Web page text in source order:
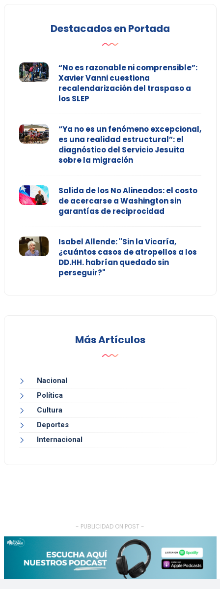
Destacados en Portada
“No es razonable ni comprensible”:
Xavier Vanni cuestiona
recalendarización del traspaso a
los SLEP
“Ya no es un fenómeno excepcional,
es una realidad estructural”: el
diagnóstico del Servicio Jesuita
sobre la migración
Salida de los No Alineados: el costo
de acercarse a Washington sin
garantías de reciprocidad
Isabel Allende: "Sin la Vicaría,
¿cuántos casos de atropellos a los
DD.HH. habrían quedado sin
perseguir?"
Más Artículos
Nacional
Política
Cultura
Deportes
Internacional
- PUBLICIDAD ON POST -